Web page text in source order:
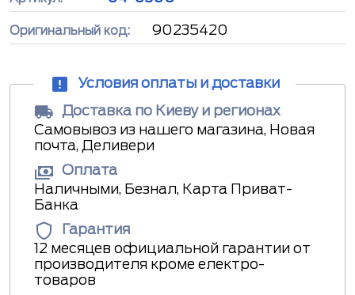
Оригинальный код: 90235420
Условия оплаты и доставки
Доставка по Киеву и регионах
Самовывоз из нашего магазина, Новая
почта, Деливери
Оплата
Наличными, Безнал, Карта Приват-
Банка
Гарантия
12 месяцев официальной гарантии от
производителя кроме електро-
товаров